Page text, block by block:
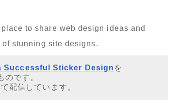
to share web design ideas and
stunning site designs.
Successful Sticker Design を
のです。
配信しています。